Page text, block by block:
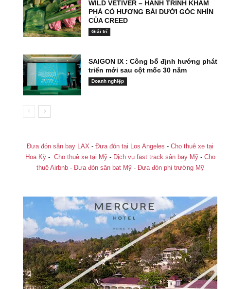
WILD VETIVER – HÀNH TRÌNH KHÁM
PHÁ CỎ HƯƠNG BÀI DƯỚI GÓC NHÌN
CỦA CREED
Giải trí
SAIGON IX : Công bố định hướng phát
triển mới sau cột mốc 30 năm
Doanh nghiệp
Đưa đón sân bay LAX - Đưa đón tại Los Angeles - Cho thuê xe tại
Hoa Kỳ- Cho thuê xe tại Mỹ- Dịch vụ fast track sân bay Mỹ- Cho
thuê Airbnb- Đưa đón sân bat Mỹ- Đưa đón phi trường Mỹ